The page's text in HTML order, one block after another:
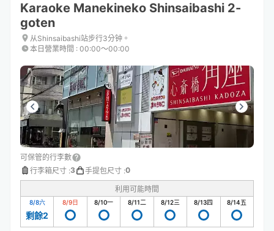
Karaoke Manekineko Shinsaibashi 2-
goten
从Shinsaibashi站步行3分钟。
本日營業時間 : 00:00〜00:00
可保管的行李數
行李箱尺寸 :3 手提包尺寸 :0
利用可能時間
8/8六
剩餘2
8/9日 8/10一 8/11二 8/12三 8/13四 8/14五